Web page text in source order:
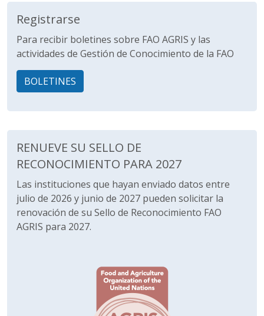
Registrarse
Para recibir boletines sobre FAO AGRIS y las
actividades de Gestión de Conocimiento de la FAO
BOLETINES
RENUEVE SU SELLO DE
RECONOCIMIENTO PARA 2027
Las instituciones que hayan enviado datos entre
julio de 2026 y junio de 2027 pueden solicitar la
renovación de su Sello de Reconocimiento FAO
AGRIS para 2027.